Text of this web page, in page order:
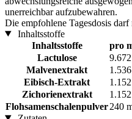
unerreichbar aufzubewahren.
Die empfohlene Tagesdosis
Inhaltsstoffe
Inhaltsstoffe
pro
Lactulose
Malvenextrakt
Eibisch-Extrakt
Zichorienextrakt
Flohsamenschalenpulver240